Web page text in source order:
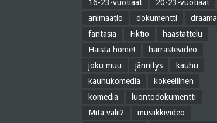
16-23-vuotiaat
20-23-vuotiaat
animaatio
dokumentti
draama
fantasia
Fiktio
haastattelu
Haista home!
harrastevideo
joku muu
jännitys
kauhu
kauhukomedia
kokeellinen
komedia
luontodokumentti
Mitä välii?
musiikkivideo